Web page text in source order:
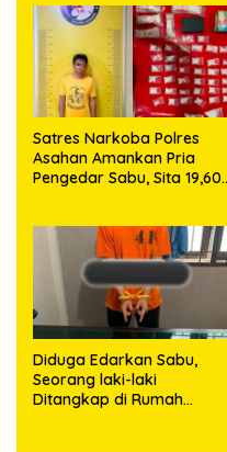
Satres Narkoba Polres
Asahan Amankan Pria
Pengedar Sabu, Sita 19,60
Diduga Edarkan Sabu,
Seorang laki-laki
Ditangkap di Rumah